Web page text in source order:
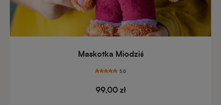
Maskotka Miodziś
5.0
99,00 zł